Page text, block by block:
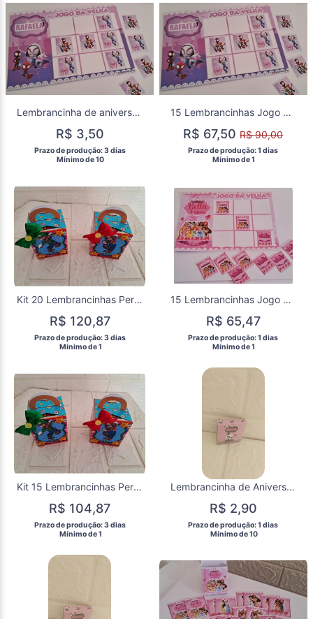
Lembrancinha de aniversário Spidey e seus amigos Jogo da Velha Festa Infantil Spidey Rosa menina Joguinho da Velha
R$ 3,50
Prazo de produção: 3 dias
  Mínimo de 10
15 Lembrancinhas Jogo da Velha Spidey Aniversário Festa Rosa
R$ 67,50R$ 90,00
Prazo de produção: 1 dias
  Mínimo de 1
Kit 20 Lembrancinhas Personalizadas Super Mario
R$ 120,87
Prazo de produção: 3 dias
  Mínimo de 1
15 Lembrancinhas Jogo da Velha Princesas Aniversário Festa
R$ 65,47
Prazo de produção: 1 dias
  Mínimo de 1
Kit 15 Lembrancinhas Personalizadas Super Mario
R$ 104,87
Prazo de produção: 3 dias
  Mínimo de 1
Lembrancinha de Aniversário Ursinho Panda Rosa Jogo da Memória Festa Infantil Joguinho da memoria Ursinho
R$ 2,90
Prazo de produção: 1 dias
  Mínimo de 10